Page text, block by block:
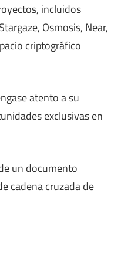
incluidos
Osmosis, Near,
criptográfico
atento a su
exclusivas en
un documento
cadena cruzada de